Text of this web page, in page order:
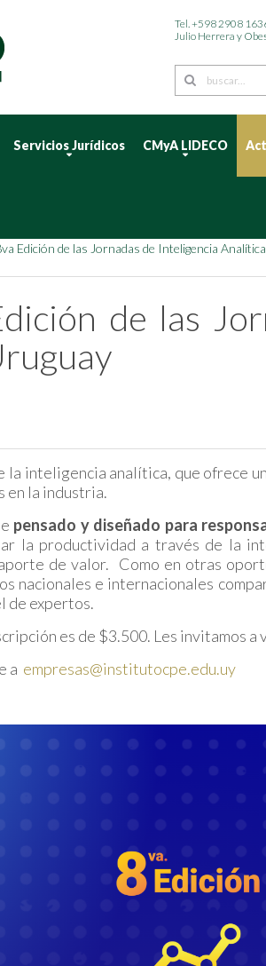
Tel. +598 2908
Julio Herrera y
Servicios Jurídicos CMyA LIDECO
Edición de las Jornadas de Inteligencia
de las
la inteligencia analítica, que ofrece
en la industria.
pensado y diseñado para
la productividad a través de la
de valor. Como en otras
nacionales e internacionales
de expertos.
es de $3.500. Les invitamos
a empresas@institutocpe.edu.uy